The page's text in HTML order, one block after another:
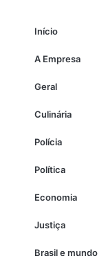
Início
A Empresa
Geral
Culinária
Polícia
Política
Economia
Justiça
Brasil e mundo